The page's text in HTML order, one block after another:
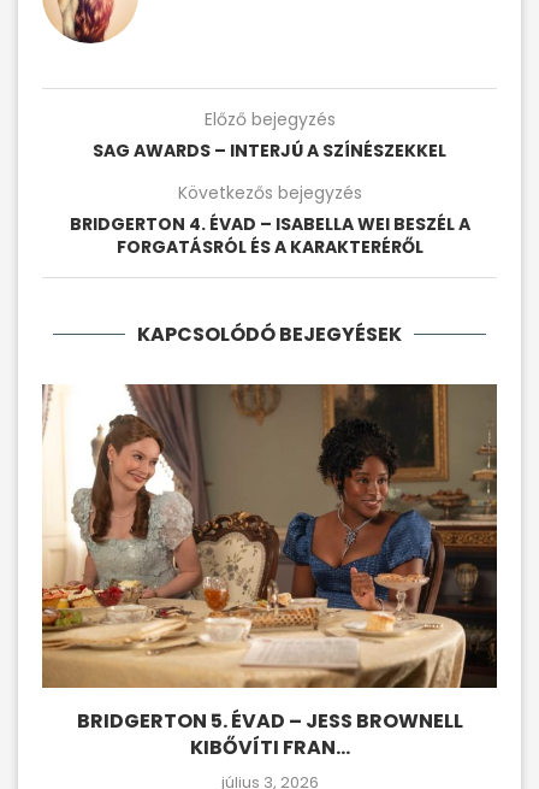
Előző bejegyzés
SAG AWARDS – INTERJÚ A SZÍNÉSZEKKEL
Következős bejegyzés
BRIDGERTON 4. ÉVAD – ISABELLA WEI BESZÉL A
FORGATÁSRÓL ÉS A KARAKTERÉRŐL
KAPCSOLÓDÓ BEJEGYÉSEK
BRIDGERTON 5. ÉVAD – JESS BROWNELL
KIBŐVÍTI FRAN...
július 3, 2026